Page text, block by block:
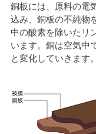
銅板には、原料の電
込み、銅板の不純物
中の酸素を除いたリ
います。銅は空気中
と変化していきます。